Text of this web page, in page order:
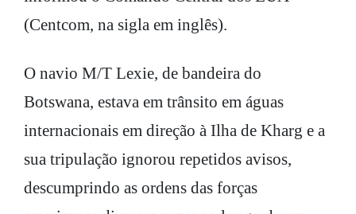
(Centcom, na sigla em inglês).
O navio M/T Lexie, de bandeira do
Botswana, estava em trânsito em águas
internacionais em direção à Ilha de Kharg e a
sua tripulação ignorou repetidos avisos,
descumprindo as ordens das forças